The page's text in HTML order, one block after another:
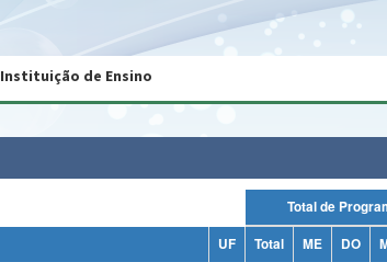
Ministério do Desenvolvimento
Regional
Advocacia-Geral da União Banco Central do
Instituição de Ensino
UF Total ME DO